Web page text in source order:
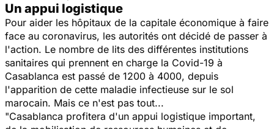
Un appui logistique
Pour aider les hôpitaux de la capitale économique à faire
face au coronavirus, les autorités ont décidé de passer à
l'action. Le nombre de lits des différentes institutions
sanitaires qui prennent en charge la Covid-19 à
Casablanca est passé de 1200 à 4000, depuis
l'apparition de cette maladie infectieuse sur le sol
marocain. Mais ce n'est pas tout...
"Casablanca profitera d'un appui logistique important,